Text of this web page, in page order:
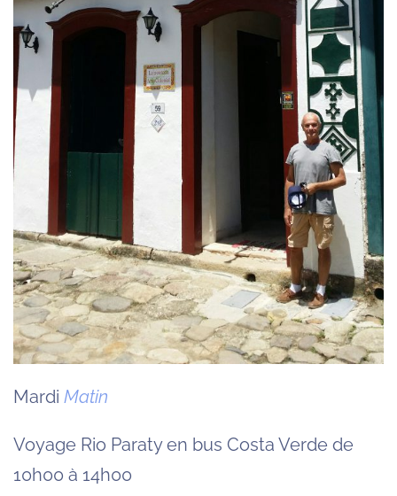
Mardi Matin
Voyage Rio Paraty en bus Costa Verde de
10h00 à 14h00